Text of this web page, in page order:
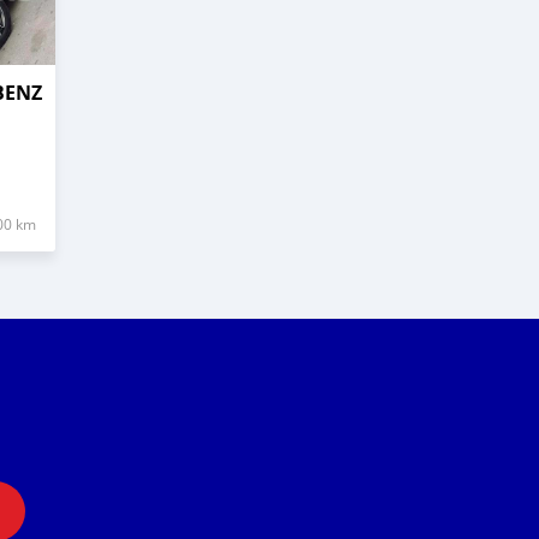
km